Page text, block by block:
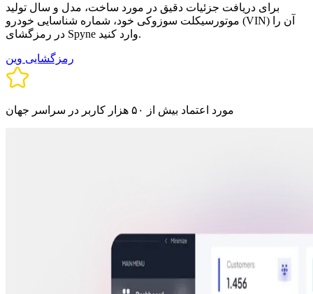
برای دریافت جزئیات دقیق در مورد ساخت، مدل و سال تولید
موتورسیکلت سوزوکی خود، شماره شناسایی خودرو (VIN) آن را
در رمزگشای Spyne وارد کنید.
رمزگشایی وین
مورد اعتماد بیش از ۵۰ هزار کاربر در سراسر جهان